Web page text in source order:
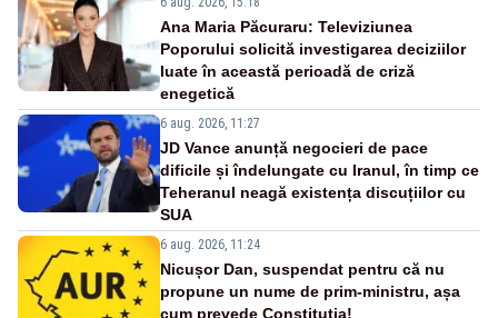
Ana Maria Păcuraru: Televiziunea
Poporului solicită investigarea deciziilor
luate în această perioadă de criză
enegetică
6 aug. 2026, 11:27
JD Vance anunță negocieri de pace
dificile și îndelungate cu Iranul, în timp ce
Teheranul neagă existența discuțiilor cu
SUA
6 aug. 2026, 11:24
Nicușor Dan, suspendat pentru că nu
propune un nume de prim-ministru, așa
cum prevede Constituția!